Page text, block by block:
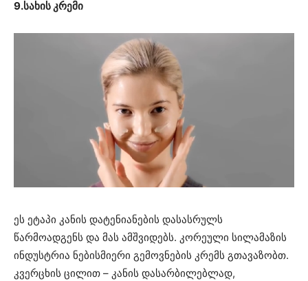
9.სახის კრემი
ეს ეტაპი კანის დატენიანების დასასრულს
წარმოადგენს და მას ამშვიდებს. კორეული სილამაზის
ინდუსტრია ნებისმიერი გემოვნების კრემს გთავაზობთ.
კვერცხის ცილით – კანის დასარბილებლად,